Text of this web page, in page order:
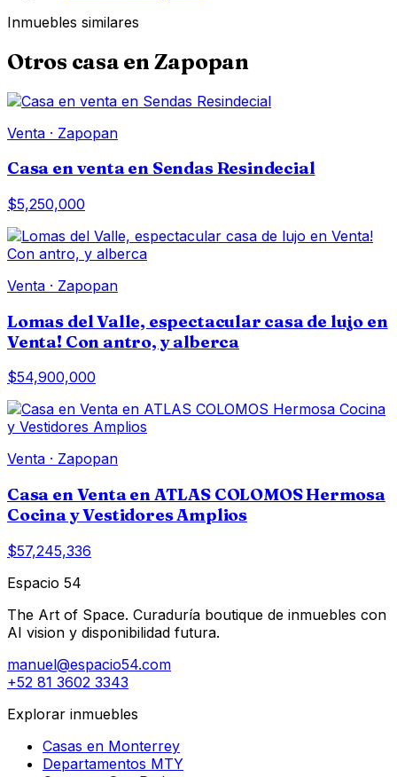
Inmuebles similares
Otros casa en Zapopan
Venta · Zapopan
Casa en venta en Sendas Resindecial
$5,250,000
Venta · Zapopan
Lomas del Valle, espectacular casa de lujo en
Venta! Con antro, y alberca
$54,900,000
Venta · Zapopan
Casa en Venta en ATLAS COLOMOS Hermosa
Cocina y Vestidores Amplios
$57,245,336
Espacio 54
The Art of Space. Curaduría boutique de inmuebles con
AI vision y disponibilidad futura.
manuel@espacio54.com
+52 81 3602 3343
Explorar inmuebles
Casas en Monterrey
Departamentos MTY